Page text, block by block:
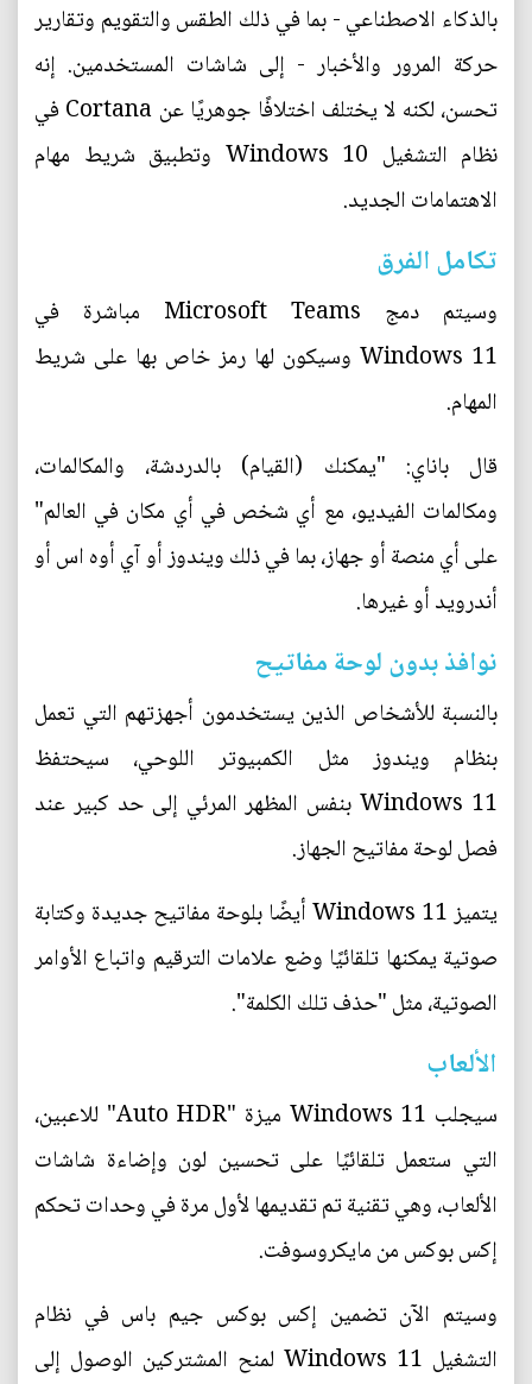
بالذكاء الاصطناعي - بما في ذلك الطقس والتقويم وتقارير
حركة المرور والأخبار - إلى شاشات المستخدمين. إنه
تحسن، لكنه لا يختلف اختلافًا جوهريًا عن Cortana في
نظام التشغيل Windows 10 وتطبيق شريط مهام
الاهتمامات الجديد.
تكامل الفرق
وسيتم دمج Microsoft Teams مباشرة في
Windows 11 وسيكون لها رمز خاص بها على شريط
المهام.
قال باناي: "يمكنك (القيام) بالدردشة، والمكالمات،
ومكالمات الفيديو، مع أي شخص في أي مكان في العالم"
على أي منصة أو جهاز، بما في ذلك ويندوز أو آي أوه اس أو
أندرويد أو غيرها.
نوافذ بدون لوحة مفاتيح
بالنسبة للأشخاص الذين يستخدمون أجهزتهم التي تعمل
بنظام ويندوز مثل الكمبيوتر اللوحي، سيحتفظ
Windows 11 بنفس المظهر المرئي إلى حد كبير عند
فصل لوحة مفاتيح الجهاز.
يتميز Windows 11 أيضًا بلوحة مفاتيح جديدة وكتابة
صوتية يمكنها تلقائيًا وضع علامات الترقيم واتباع الأوامر
الصوتية، مثل "حذف تلك الكلمة".
الألعاب
سيجلب Windows 11 ميزة "Auto HDR" للاعبين،
التي ستعمل تلقائيًا على تحسين لون وإضاءة شاشات
الألعاب، وهي تقنية تم تقديمها لأول مرة في وحدات تحكم
إكس بوكس من مايكروسوفت.
وسيتم الآن تضمين إكس بوكس جيم باس في نظام
التشغيل Windows 11 لمنح المشتركين الوصول إلى